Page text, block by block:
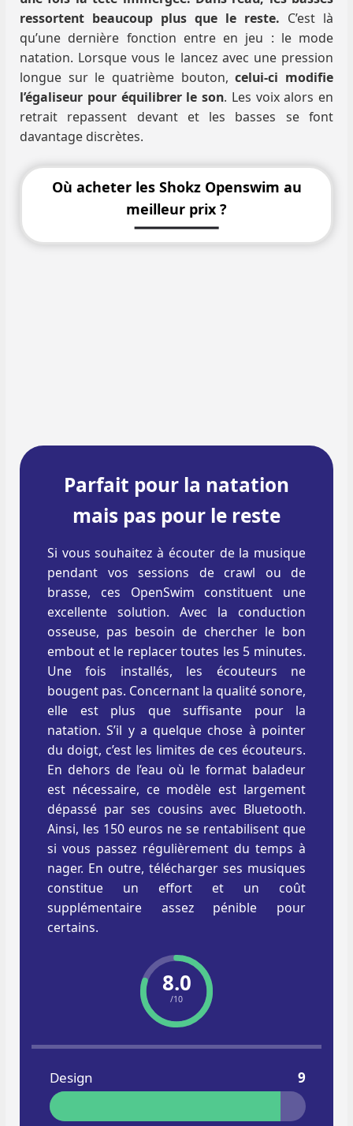
ressortent beaucoup plus que le reste. C’est là
qu’une dernière fonction entre en jeu : le mode
natation. Lorsque vous le lancez avec une pression
longue sur le quatrième bouton,celui-ci modifie
l’égaliseur pour équilibrer le son. Les voix alors en
retrait repassent devant et les basses se font
davantage discrètes.
Où acheter les Shokz Openswim au
meilleur prix ?
8.0
/10
Parfait pour la natation
mais pas pour le reste
Si vous souhaitez à écouter de la musique
pendant vos sessions de crawl ou de
brasse, ces OpenSwim constituent une
excellente solution. Avec la conduction
osseuse, pas besoin de chercher le bon
embout et le replacer toutes les 5 minutes.
Une fois installés, les écouteurs ne
bougent pas. Concernant la qualité sonore,
elle est plus que suffisante pour la
natation. S’il y a quelque chose à pointer
du doigt, c’est les limites de ces écouteurs.
En dehors de l’eau où le format baladeur
est nécessaire, ce modèle est largement
dépassé par ses cousins avec Bluetooth.
Ainsi, les 150 euros ne se rentabilisent que
si vous passez régulièrement du temps à
nager. En outre, télécharger ses musiques
constitue un effort et un coût
supplémentaire assez pénible pour
certains.
Design 9